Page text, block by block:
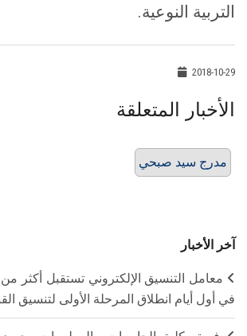
التربية النوعية.
2018-10-29
الأخبار المتعلقة
مدرج سيد صبحي
آخر الأخبار
في أول أيام انطلاق المرحلة الأولى لتنسيق